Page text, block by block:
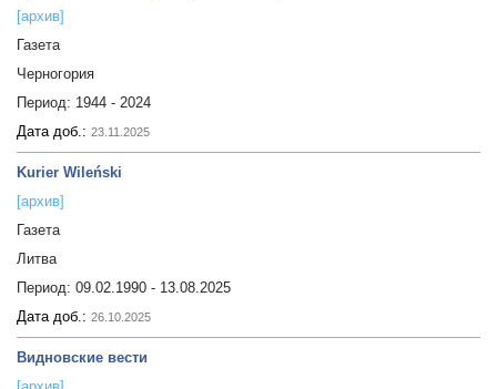
[архив]
Газета
Черногория
Период: 1944 - 2024
Дата доб.: 23.11.2025
Kurier Wileński
[архив]
Газета
Литва
Период: 09.02.1990 - 13.08.2025
Дата доб.: 26.10.2025
Видновские вести